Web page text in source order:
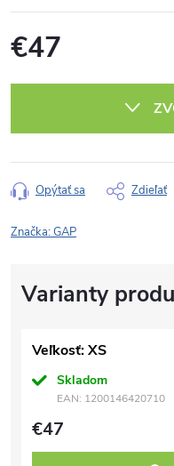
€47
Opýtať sa Zdieľať
Značka:GAP
Veľkosť: XS
Skladom
EAN: 1200146420710
€47